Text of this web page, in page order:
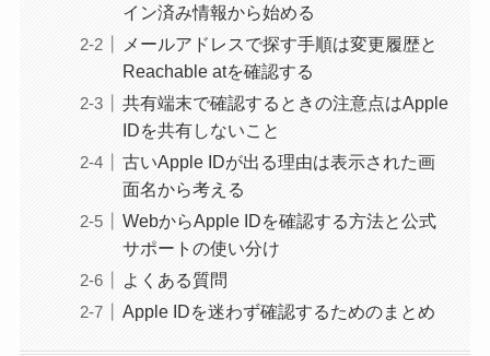
イン済み情報から始める
メールアドレスで探す手順は変更履歴と
Reachable atを確認する
共有端末で確認するときの注意点はApple
IDを共有しないこと
古いApple IDが出る理由は表示された画
面名から考える
WebからApple IDを確認する方法と公式
サポートの使い分け
よくある質問
Apple IDを迷わず確認するためのまとめ